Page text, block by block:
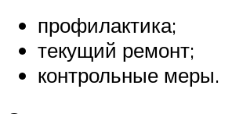
профилактика;
текущий ремонт;
контрольные меры.